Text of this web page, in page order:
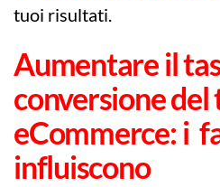
tuoi risultati.
Aumentare il
conversione del
eCommerce: i
influiscono